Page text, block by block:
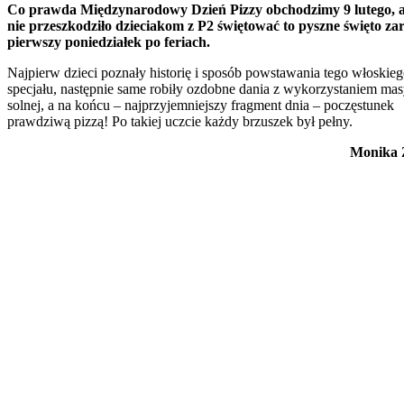
Co prawda Międzynarodowy Dzień Pizzy obchodzimy 9 lutego,
nie przeszkodziło dzieciakom z P2 świętować to pyszne święto
pierwszy poniedziałek po feriach.
Najpierw dzieci poznały historię i sposób powstawania tego
specjału, następnie same robiły ozdobne dania z wykorzystaniem
solnej, a na końcu – najprzyjemniejszy fragment dnia – poczęstunek
prawdziwą pizzą! Po takiej uczcie każdy brzuszek był pełny.
Monika